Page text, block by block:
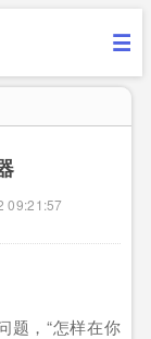
09:21:57
题，“怎样在你